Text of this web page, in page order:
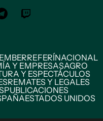
REFERÍNACIONAL
Y EMPRESASAGRO
Y ESPECTÁCULOS
REMATES Y LEGALES
PUBLICACIONES
ESTADOS UNIDOS